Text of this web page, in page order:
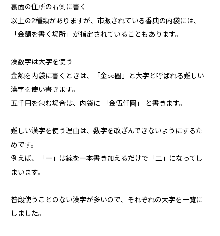
裏面の住所の右側に書く
以上の2種類がありますが、市販されている香典の内袋には、
「金額を書く場所」が指定されていることもあります。
漢数字は大字を使う
金額を内袋に書くときは、「金○○圓」と大字と呼ばれる難しい
漢字を使い書きます。
五千円を包む場合は、内袋に 「金伍仟圓」 と書きます。
難しい漢字を使う理由は、数字を改ざんできないようにするた
めです。
例えば、「一」は線を一本書き加えるだけで「二」になってし
まいます。
普段使うことのない漢字が多いので、それぞれの大字を一覧に
しました。